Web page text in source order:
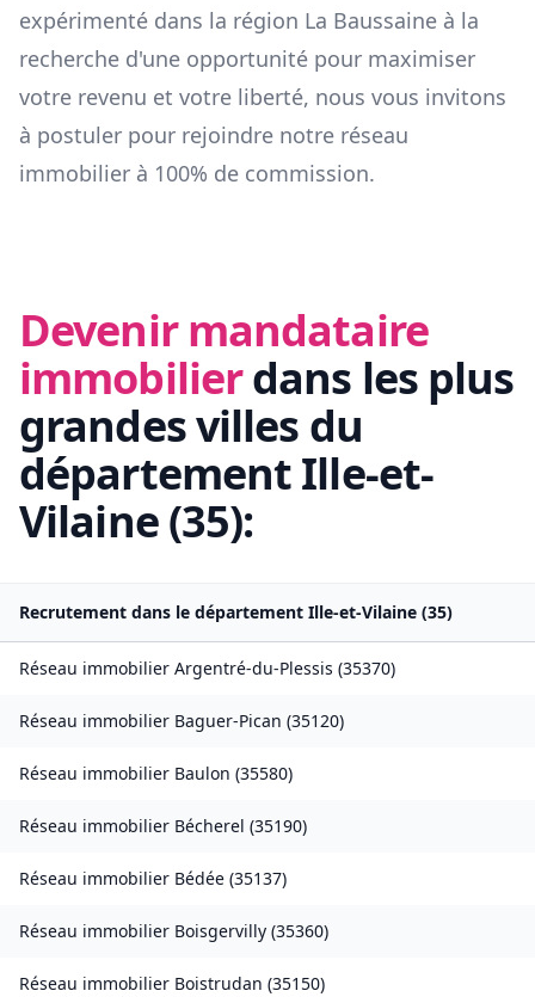
expérimenté dans la région La Baussaine à la
recherche d'une opportunité pour maximiser
votre revenu et votre liberté, nous vous invitons
à postuler pour rejoindre notre réseau
immobilier à 100% de commission.
Devenir mandataire
immobilierdans les plus
grandes villes du
départementIlle-et-
Vilaine(35):
Recrutement dans le département Ille-et-Vilaine (35)
Réseau immobilier Argentré-du-Plessis (35370)
Réseau immobilier Baguer-Pican (35120)
Réseau immobilier Baulon (35580)
Réseau immobilier Bécherel (35190)
Réseau immobilier Bédée (35137)
Réseau immobilier Boisgervilly (35360)
Réseau immobilier Boistrudan (35150)